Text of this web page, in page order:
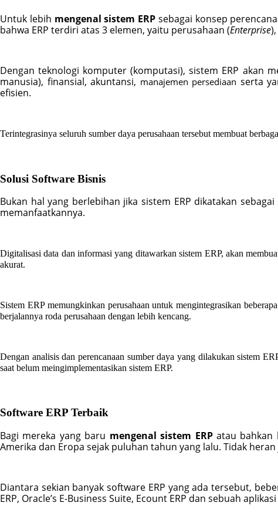
Untuk lebih mengenal sistem ERP sebagai konsep
bahwa ERP terdiri atas 3 elemen, yaitu perusahaan (Enterprise
Dengan teknologi komputer (komputasi), sistem ERP akan
manusia), finansial, akuntansi, manajemen persediaan serta
efisien.
Terintegrasinya seluruh sumber daya perusahaan tersebut membuat
Solusi Software Bisnis
Bukan hal yang berlebihan jika sistem ERP dikatakan sebagai
memanfaatkannya.
Digitalisasi data dan informasi yang ditawarkan sistem ERP, akan
akurat.
Sistem ERP memungkinkan perusahaan untuk mengintegrasikan
berjalannya roda perusahaan dengan lebih kencang.
Dengan analisis dan perencanaan sumber daya yang dilakukan sistem
saat belum meingimplementasikan sistem ERP.
Software ERP Terbaik
Bagi mereka yang baru mengenal sistem ERP atau bahkan
Amerika dan Eropa sejak puluhan tahun yang lalu. Tidak
Diantara sekian banyak software ERP yang ada tersebut,
ERP, Oracle’s E-Business Suite, Ecount ERP dan sebuah